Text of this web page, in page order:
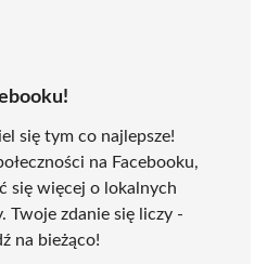
się tym co najlepsze!
na Facebooku,
się więcej o lokalnych
Twoje zdanie się liczy -
na bieżąco!